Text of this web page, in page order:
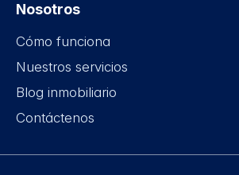
Nosotros
Cómo funciona
Nuestros servicios
Blog inmobiliario
Contáctenos